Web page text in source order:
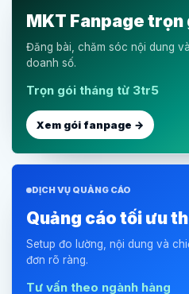
MKT Fanpage trọn
Đăng bài, chăm sóc nội dung
doanh số.
Trọn gói tháng từ 3tr5
Xem gói fanpage →
DỊCH VỤ QUẢNG CÁO
Quảng cáo tối ưu
Setup đo lường, nội dung và
đơn rõ ràng.
Tư vấn theo ngành hàng